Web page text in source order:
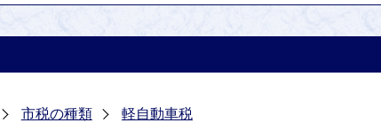
市税の種類 軽自動車税